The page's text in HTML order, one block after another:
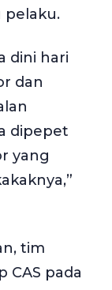
pelaku.
dini hari
dan
dipepet
yang
tim
pada